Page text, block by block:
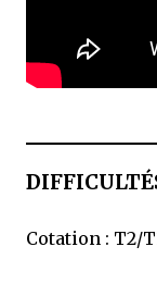
Cotation : T2/